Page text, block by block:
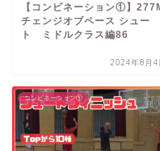
【コンビネーション①】
チェンジオブペース シュー
ト ミドルクラス編86
2024年8月4
コンビネーション①